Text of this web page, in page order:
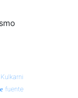
fuente